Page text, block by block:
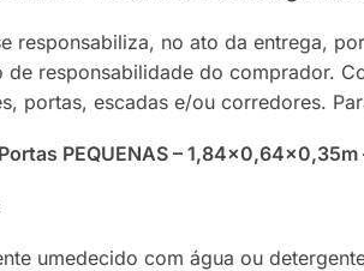
responsabiliza, no ato da entrega,
de responsabilidade do comprador.
portas, escadas e/ou corredores.
PEQUENAS – 1,84×0,64×0,35m
umedecido com água ou